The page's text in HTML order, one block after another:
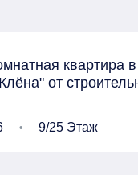
от
9/25 Этаж